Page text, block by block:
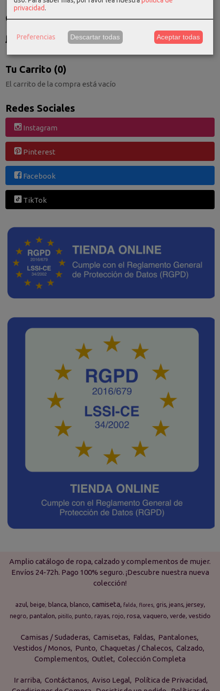
Costes de Envío
GRATIS *
Consultar Destinos
Tu Carrito (0)
El carrito de la compra está vacío
Redes Sociales
Instagram
Pinterest
Facebook
TikTok
Amplio catálogo de ropa, calzado y complementos de mujer.
Envíos 24-72h. Pago 100% seguro. ¡Descubre nuestra nueva
colección!
azul beige blanca blanco camiseta falda flores gris jeans jersey
negro pantalon pitillo punto rayas rojo rosa vaquero verde vestido
Camisas / Sudaderas Camisetas Faldas
Pantalones
Vestidos / Monos
Punto Chaquetas / Chalecos Calzado
Complementos Outlet Colección Completa
Ir arriba Contáctanos Aviso Legal
Política de Privacidad
privacidad.
Preferencias Descartar todas Aceptar todas